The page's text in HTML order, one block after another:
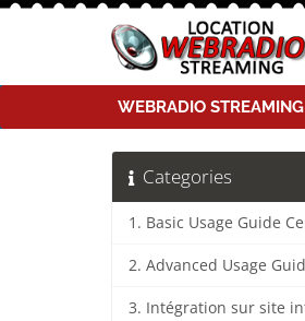
WEBRADIO STREAMING
Categories